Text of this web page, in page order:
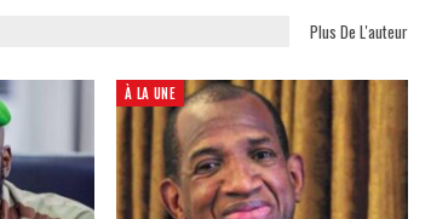
Plus De L'auteur
À LA UNE